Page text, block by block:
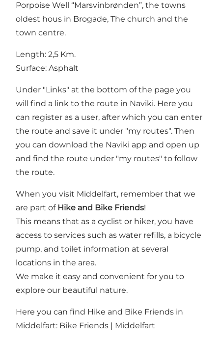
Porpoise Well “Marsvinbrønden”, the towns
oldest hous in Brogade, The church and the
town centre.
Length: 2,5 Km.
Surface: Asphalt
Under "Links" at the bottom of the page you
will find a link to the route in Naviki. Here you
can register as a user, after which you can enter
the route and save it under "my routes". Then
you can download the Naviki app and open up
and find the route under "my routes" to follow
the route.
When you visit Middelfart, remember that we
are part of Hike and Bike Friends!
This means that as a cyclist or hiker, you have
access to services such as water refills, a bicycle
pump, and toilet information at several
locations in the area.
We make it easy and convenient for you to
explore our beautiful nature.
Here you can find Hike and Bike Friends in
Middelfart: Bike Friends | Middelfart